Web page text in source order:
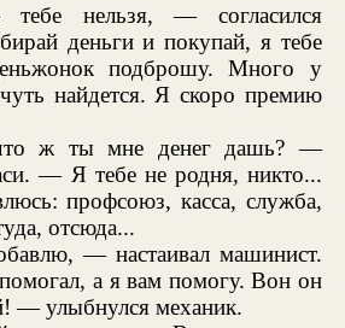
нельзя, — согласился
деньги и покупай, я тебе
подброшу. Много у
найдется. Я скоро премию
ж ты мне денег дашь? —
— Я тебе не родня, никто...
профсоюз, касса, служба,
отсюда...
— настаивал машинист.
а я вам помогу. Вон он
— улыбнулся механик.